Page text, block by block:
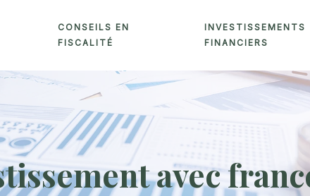
CONSEILS EN
FISCALITÉ
INVESTISSEMENTS
FINANCIERS
avec